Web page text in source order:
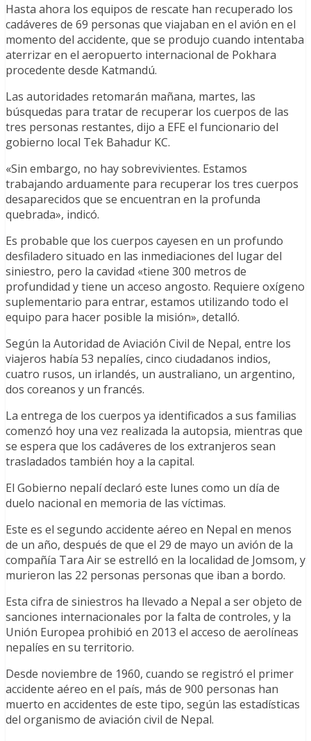
Hasta ahora los equipos de rescate han recuperado los
cadáveres de 69 personas que viajaban en el avión en el
momento del accidente, que se produjo cuando intentaba
aterrizar en el aeropuerto internacional de Pokhara
procedente desde Katmandú.
Las autoridades retomarán mañana, martes, las
búsquedas para tratar de recuperar los cuerpos de las
tres personas restantes, dijo a EFE el funcionario del
gobierno local Tek Bahadur KC.
«Sin embargo, no hay sobrevivientes. Estamos
trabajando arduamente para recuperar los tres cuerpos
desaparecidos que se encuentran en la profunda
quebrada», indicó.
Es probable que los cuerpos cayesen en un profundo
desfiladero situado en las inmediaciones del lugar del
siniestro, pero la cavidad «tiene 300 metros de
profundidad y tiene un acceso angosto. Requiere oxígeno
suplementario para entrar, estamos utilizando todo el
equipo para hacer posible la misión», detalló.
Según la Autoridad de Aviación Civil de Nepal, entre los
viajeros había 53 nepalíes, cinco ciudadanos indios,
cuatro rusos, un irlandés, un australiano, un argentino,
dos coreanos y un francés.
La entrega de los cuerpos ya identificados a sus familias
comenzó hoy una vez realizada la autopsia, mientras que
se espera que los cadáveres de los extranjeros sean
trasladados también hoy a la capital.
El Gobierno nepalí declaró este lunes como un día de
duelo nacional en memoria de las víctimas.
Este es el segundo accidente aéreo en Nepal en menos
de un año, después de que el 29 de mayo un avión de la
compañía Tara Air se estrelló en la localidad de Jomsom, y
murieron las 22 personas personas que iban a bordo.
Esta cifra de siniestros ha llevado a Nepal a ser objeto de
sanciones internacionales por la falta de controles, y la
Unión Europea prohibió en 2013 el acceso de aerolíneas
nepalíes en su territorio.
Desde noviembre de 1960, cuando se registró el primer
accidente aéreo en el país, más de 900 personas han
muerto en accidentes de este tipo, según las estadísticas
del organismo de aviación civil de Nepal.